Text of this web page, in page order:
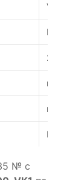
VC-5-
№
2.2 кВт
Россия
№ с